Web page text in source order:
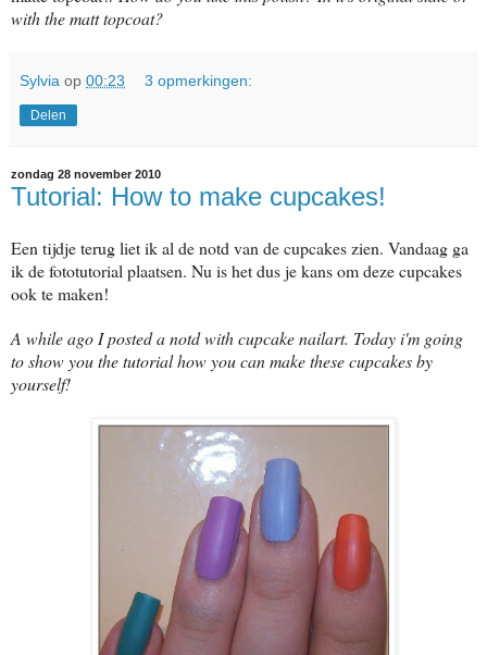
with the matt topcoat?
Sylvia op 00:23 3 opmerkingen:
Delen
zondag 28 november 2010
Tutorial: How to make cupcakes!
Een tijdje terug liet ik al de notd van de cupcakes zien. Vandaag ga
ik de fototutorial plaatsen. Nu is het dus je kans om deze cupcakes
ook te maken!
A while ago I posted a notd with cupcake nailart. Today i'm going
to show you the tutorial how you can make these cupcakes by
yourself!